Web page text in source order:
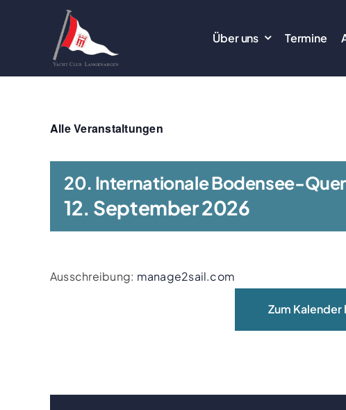
Über uns Termine
Alle Veranstaltungen
20. Internationale Bodensee-
12. September 2026
Ausschreibung: manage2sail.com
Zum Kalender